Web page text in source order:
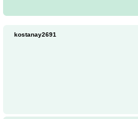
kostanay2691